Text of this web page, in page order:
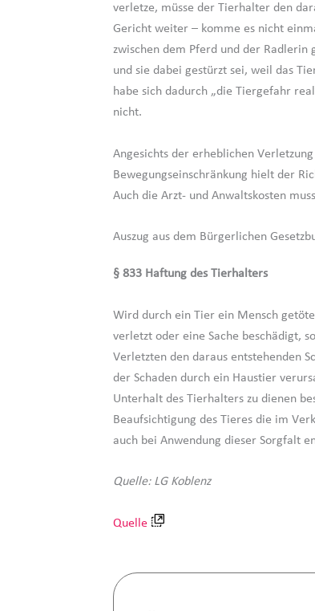
verletze, müsse der Tierhalter den
Gericht weiter – komme es nicht
zwischen dem Pferd und der Radlerin
und sie dabei gestürzt sei, weil das
habe sich dadurch „die Tiergefahr
nicht.
Angesichts der erheblichen
Bewegungseinschränkung hielt der
Auch die Arzt- und Anwaltskosten
Auszug aus dem Bürgerlichen
§ 833 Haftung des Tierhalters
Wird durch ein Tier ein Mensch
verletzt oder eine Sache beschädigt,
Verletzten den daraus entstehenden
der Schaden durch ein Haustier
Unterhalt des Tierhalters zu dienen
Beaufsichtigung des Tieres die im
auch bei Anwendung dieser Sorgfalt
Quelle: LG Koblenz
Quelle